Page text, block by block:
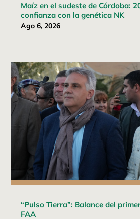
Maíz en el sudeste de Córdoba:
confianza con la genética NK
Ago 6, 2026
“Pulso Tierra”: Balance del
FAA